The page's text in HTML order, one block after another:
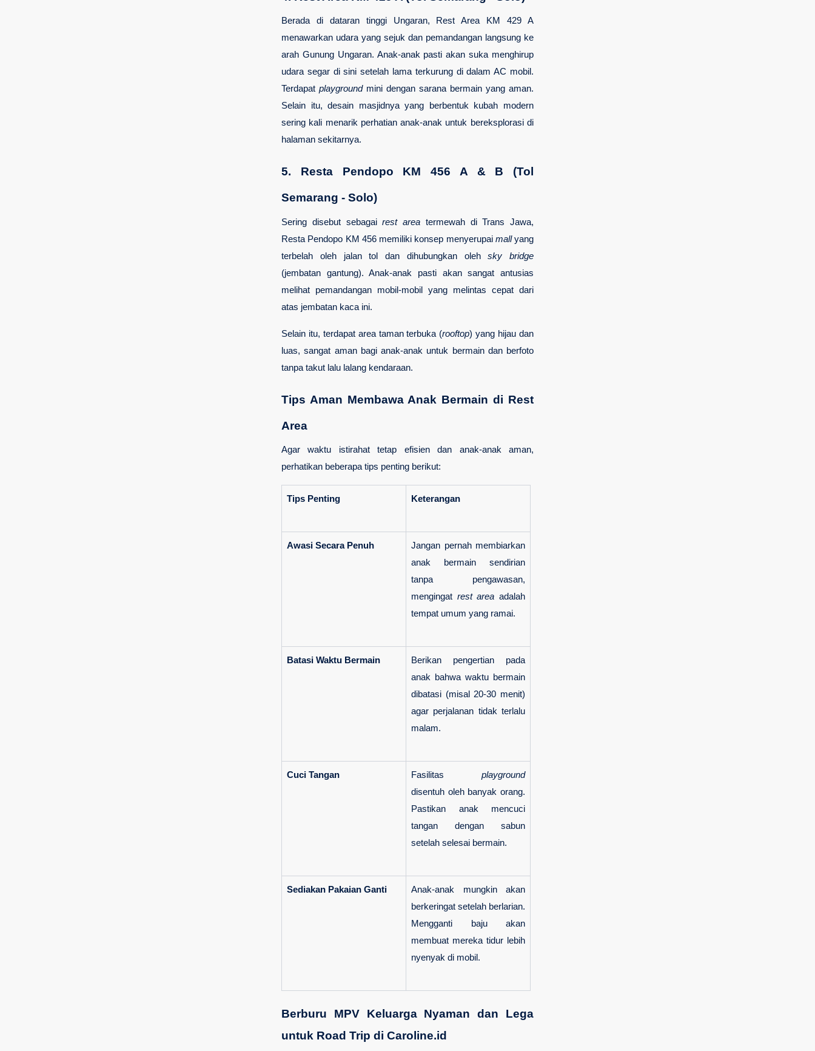
Berada di dataran tinggi Ungaran, Rest Area KM 429 A
menawarkan udara yang sejuk dan pemandangan langsung ke
arah Gunung Ungaran. Anak-anak pasti akan suka menghirup
udara segar di sini setelah lama terkurung di dalam AC mobil.
Terdapat playground mini dengan sarana bermain yang aman.
Selain itu, desain masjidnya yang berbentuk kubah modern
sering kali menarik perhatian anak-anak untuk bereksplorasi di
halaman sekitarnya.
5. Resta Pendopo KM 456 A & B (Tol
Semarang - Solo)
Sering disebut sebagai rest area termewah di Trans Jawa,
Resta Pendopo KM 456 memiliki konsep menyerupai mall yang
terbelah oleh jalan tol dan dihubungkan oleh sky bridge
(jembatan gantung). Anak-anak pasti akan sangat antusias
melihat pemandangan mobil-mobil yang melintas cepat dari
atas jembatan kaca ini.
Selain itu, terdapat area taman terbuka (rooftop) yang hijau dan
luas, sangat aman bagi anak-anak untuk bermain dan berfoto
tanpa takut lalu lalang kendaraan.
Tips Aman Membawa Anak Bermain di Rest
Area
Agar waktu istirahat tetap efisien dan anak-anak aman,
perhatikan beberapa tips penting berikut:
Tips Penting Keterangan
Awasi Secara Penuh
Jangan pernah membiarkan
anak bermain sendirian
tanpa pengawasan,
mengingat rest area adalah
tempat umum yang ramai.
Batasi Waktu Bermain
Berikan pengertian pada
anak bahwa waktu bermain
dibatasi (misal 20-30 menit)
agar perjalanan tidak terlalu
malam.
Cuci Tangan Fasilitas playground
disentuh oleh banyak orang.
Pastikan anak mencuci
tangan dengan sabun
setelah selesai bermain.
Sediakan Pakaian Ganti
Anak-anak mungkin akan
berkeringat setelah berlarian.
Mengganti baju akan
membuat mereka tidur lebih
nyenyak di mobil.
Berburu MPV Keluarga Nyaman dan Lega
untuk Road Trip di Caroline.id